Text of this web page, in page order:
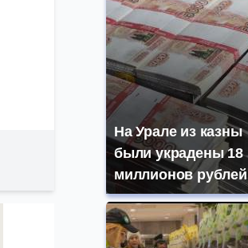
На Урале из казны
были украдены 18
миллионов рублей